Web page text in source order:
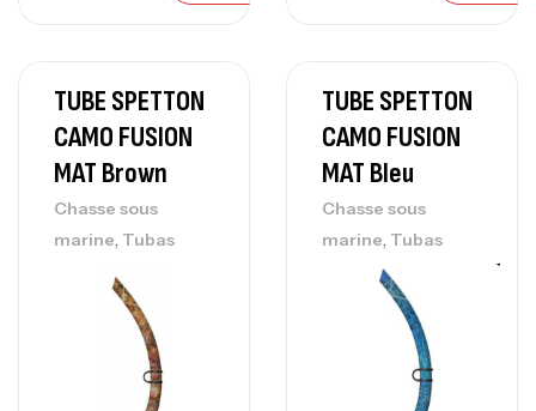
TUBE SPETTON
CAMO FUSION
MAT Brown
Chasse sous
marine, Tubas
TUBE SPETTON
CAMO FUSION
MAT Bleu
Chasse sous
marine, Tubas